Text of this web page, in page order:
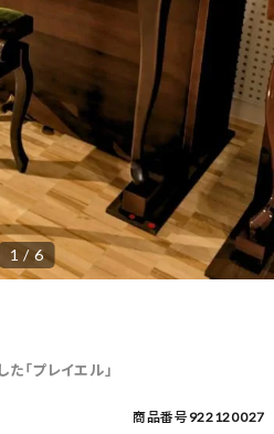
1 / 6
「プレイエル」
商品番号 922120027